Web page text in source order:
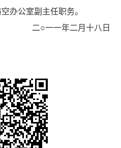
公室副主任职务。
一一年二月十八日